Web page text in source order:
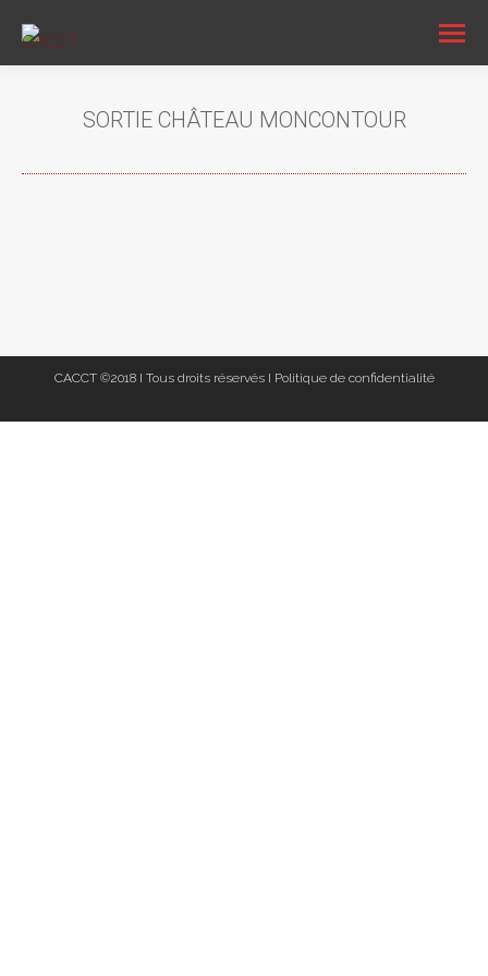
SORTIE CHÂTEAU MONCONTOUR
CACCT ©2018 I Tous droits réservés I Politique de confidentialité